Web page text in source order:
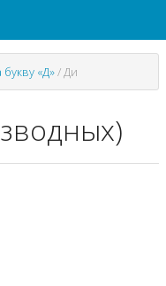
«Д»/Ди